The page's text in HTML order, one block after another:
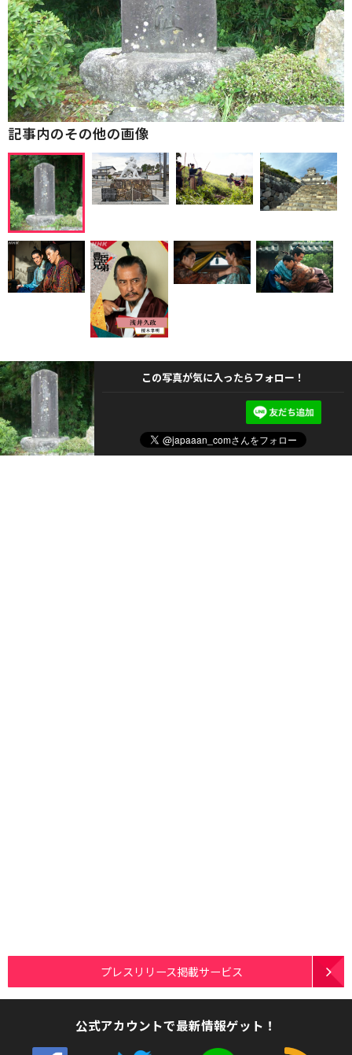
記事内のその他の画像
この写真が気に入ったらフォロー！
プレスリリース掲載サービス
公式アカウントで最新情報ゲット！